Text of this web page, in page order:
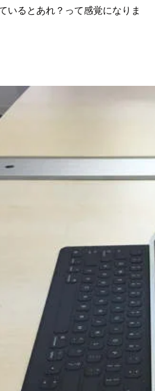
いるとあれ？って感覚になりま